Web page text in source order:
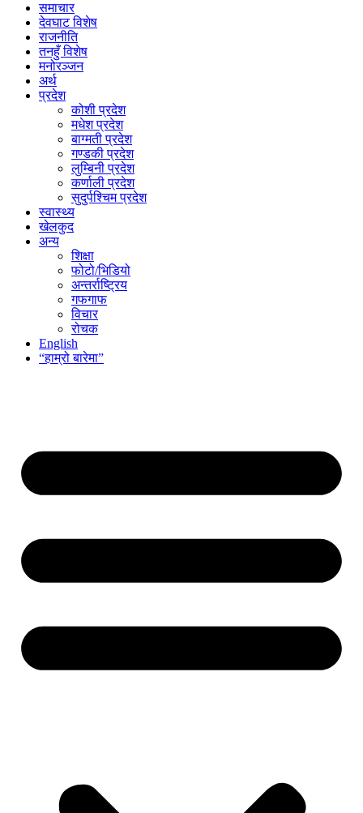
समाचार
देवघाट विशेष
राजनीति
तनहुँ विशेष
मनोरञ्जन
अर्थ
प्रदेश
कोशी प्रदेश
मधेश प्रदेश
बाग्मती प्रदेश
गण्डकी प्रदेश
लुम्बिनी प्रदेश
कर्णाली प्रदेश
सुदुर्पश्चिम प्रदेश
स्वास्थ्य
खेलकुद
अन्य
शिक्षा
फोटो/भिडियो
अन्तर्राष्ट्रिय
गफगाफ
विचार
रोचक
English
“हाम्रो बारेमा”